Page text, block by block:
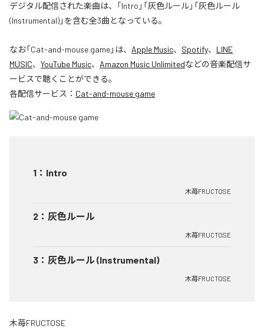
デジタル配信された楽曲は、「Intro」「灰色ルール」「灰色ルール
(Instrumental)」を含む全3曲となっている。
なお「Cat-and-mouse game」は、 Apple Music、 Spotify、 LINE
MUSIC、 YouTube Music、 Amazon Music Unlimitedなどの音楽配信サ
ービスで聴くことができる。
各配信サービス： Cat-and-mouse game
1 ： Intro
木苺FRUCTOSE
2 ： 灰色ルール
木苺FRUCTOSE
3 ： 灰色ルール (Instrumental)
木苺FRUCTOSE
木苺FRUCTOSE